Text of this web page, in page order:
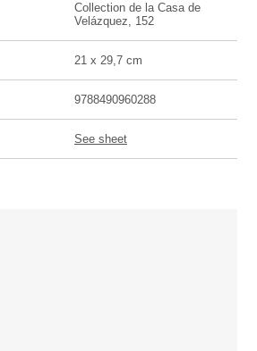
Collection de la Casa de
Velázquez, 152
21 x 29,7 cm
9788490960288
See sheet